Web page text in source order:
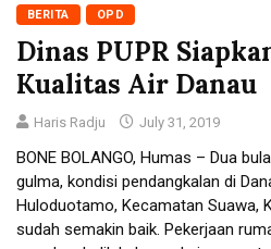
BERITA OPD
Dinas PUPR
Kualitas Air Danau
Haris Radju July 31, 2019
BONE BOLANGO, Humas – Dua
gulma, kondisi pendangkalan di
Huloduotamo, Kecamatan Suawa,
sudah semakin baik. Pekerjaan